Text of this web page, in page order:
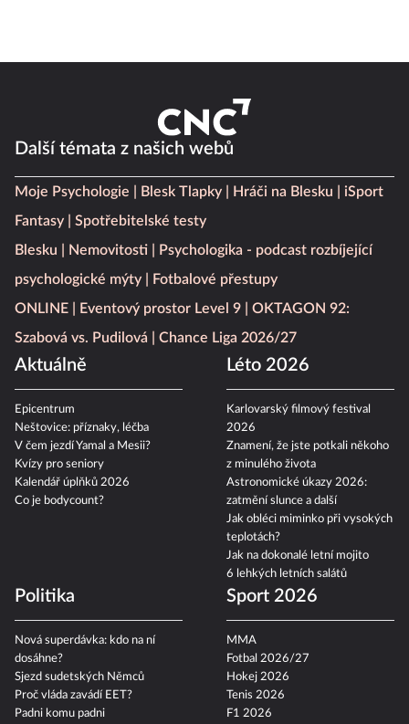
Další témata z našich webů
Moje Psychologie Blesk Tlapky Hráči na Blesku
iSport
Fantasy
Spotřebitelské testy
Blesku
Nemovitosti
Psychologika - podcast rozbíjející
psychologické mýty
Fotbalové přestupy
ONLINE
Eventový prostor Level 9
OKTAGON 92:
Szabová vs. Pudilová
Chance Liga 2026/27
Aktuálně
Epicentrum
Neštovice: příznaky, léčba
V čem jezdí Yamal a Mesii?
Kvízy pro seniory
Kalendář úplňků 2026
Co je bodycount?
Léto 2026
Karlovarský filmový festival
2026
Znamení, že jste potkali někoho
z minulého života
Astronomické úkazy 2026:
zatmění slunce a další
Jak obléci miminko při vysokých
teplotách?
Jak na dokonalé letní mojito
6 lehkých letních salátů
Politika
Nová superdávka: kdo na ní
dosáhne?
Sjezd sudetských Němců
Proč vláda zavádí EET?
Padni komu padni
Sport 2026
MMA
Fotbal 2026/27
Hokej 2026
Tenis 2026
F1 2026